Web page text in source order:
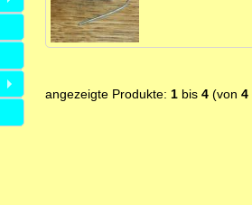
angezeigte Produkte: 1bis 4(von 4